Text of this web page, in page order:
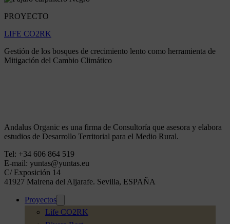
PROYECTO
LIFE CO2RK
Gestión de los bosques de crecimiento lento como herramienta de
Mitigación del Cambio Climático
Andalus Organic es una firma de Consultoría que asesora y elabora
estudios de Desarrollo Territorial para el Medio Rural.
Tel: +34 606 864 519
E-mail: yuntas@yuntas.eu
C/ Exposición 14
41927 Mairena del Aljarafe. Sevilla, ESPAÑA
Proyectos
Life CO2RK